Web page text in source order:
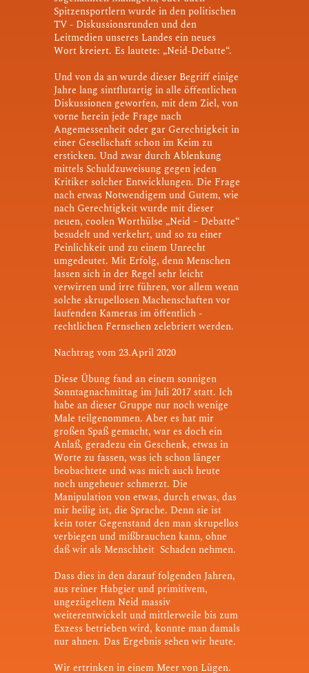
Spitzensportlern wurde in den politischen
TV - Diskussionsrunden und den
Leitmedien unseres Landes ein neues
Wort kreiert. Es lautete: „Neid-Debatte“.
Und von da an wurde dieser Begriff einige
Jahre lang sintflutartig in alle öffentlichen
Diskussionen geworfen, mit dem Ziel, von
vorne herein jede Frage nach
Angemessenheit oder gar Gerechtigkeit in
einer Gesellschaft schon im Keim zu
ersticken. Und zwar durch Ablenkung
mittels Schuldzuweisung gegen jeden
Kritiker solcher Entwicklungen. Die Frage
nach etwas Notwendigem und Gutem, wie
nach Gerechtigkeit wurde mit dieser
neuen, coolen Worthülse „Neid – Debatte“
besudelt und verkehrt, und so zu einer
Peinlichkeit und zu einem Unrecht
umgedeutet. Mit Erfolg, denn Menschen
lassen sich in der Regel sehr leicht
verwirren und irre führen, vor allem wenn
solche skrupellosen Machenschaften vor
laufenden Kameras im öffentlich -
rechtlichen Fernsehen zelebriert werden.
Nachtrag vom 23.April 2020
Diese Übung fand an einem sonnigen
Sonntagnachmittag im Juli 2017 statt. Ich
habe an dieser Gruppe nur noch wenige
Male teilgenommen. Aber es hat mir
großen Spaß gemacht, war es doch ein
Anlaß, geradezu ein Geschenk, etwas in
Worte zu fassen, was ich schon länger
beobachtete und was mich auch heute
noch ungeheuer schmerzt. Die
Manipulation von etwas, durch etwas, das
mir heilig ist, die Sprache. Denn sie ist
kein toter Gegenstand den man skrupellos
verbiegen und mißbrauchen kann, ohne
daß wir als Menschheit Schaden nehmen.
Dass dies in den darauf folgenden Jahren,
aus reiner Habgier und primitivem,
ungezügeltem Neid massiv
weiterentwickelt und mittlerweile bis zum
Exzess betrieben wird, konnte man damals
nur ahnen. Das Ergebnis sehen wir heute.
Wir ertrinken in einem Meer von Lügen.